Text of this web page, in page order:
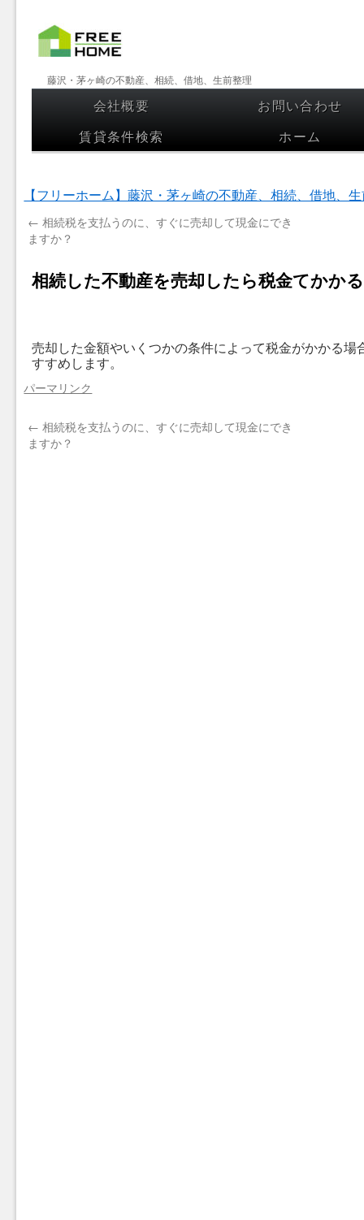
【フリー
ホーム】
藤沢・茅
ヶ崎の不
動産、相
続、借
地、生前
整理
藤沢・茅ヶ崎の不動産、相続、借地、生前整理
コンテンツへスキップ
会社概要
お問い合わせ
賃貸条件検索
ホーム
【フリーホーム】藤沢・茅ヶ崎の不動産、相続、借地、
← 相続税を支払うのに、すぐに売却して現金にでき
ますか？
相続した不動産を売却したら税金てかか
売却した金額やいくつかの条件によって税金がかかる
すすめします。
パーマリンク
← 相続税を支払うのに、すぐに売却して現金にでき
ますか？